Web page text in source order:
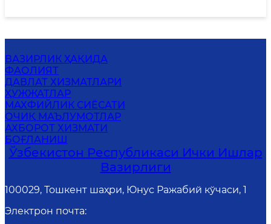
ВАЗИРЛИК ҲАҚИДА
ФАОЛИЯТ
ДАВЛАТ ХИЗМАТЛАРИ
ҲУЖЖАТЛАР
MАХФИЙЛИК СИЁСАТИ
ОЧИҚ МАЪЛУМОТЛАР
АХБОРОТ ХИЗМАТИ
БОҒЛАНИШ
Ўзбекистон Республикаси Ички Ишлар
Вазирлиги
100029, Тошкент шаҳри, Юнус Ражабий кўчаси, 1
Электрон почта: